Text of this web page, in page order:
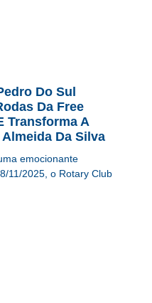
Do Sul
Da Free
Transforma A
Da Silva
emocionante
11/2025, o Rotary Club